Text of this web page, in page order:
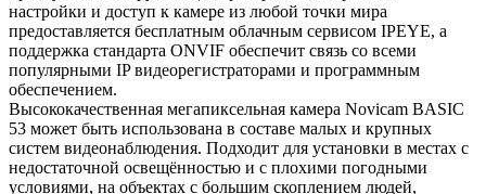
настройки и доступ к камере из любой точки мира
предоставляется бесплатным облачным сервисом IPEYE, а
поддержка стандарта ONVIF обеспечит связь со всеми
популярными IP видеорегистраторами и программным
обеспечением.
Высококачественная мегапиксельная камера Novicam BASIC
53 может быть использована в составе малых и крупных
систем видеонаблюдения. Подходит для установки в местах с
недостаточной освещённостью и с плохими погодными
условиями, на объектах с большим скоплением людей,